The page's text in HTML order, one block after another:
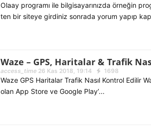
Olaay programı ile bilgisayarınızda örneğin
ten bir siteye girdiniz sonrada yorum yapıp
Waze – GPS, Haritalar & Trafik
access_time 26 Kas 2018, 19:14 1698
Waze GPS Haritalar Trafik Nasıl Kontrol Edilir
olan App Store ve Google Play’...